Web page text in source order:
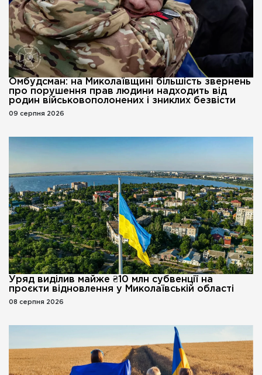
Омбудсман: на Миколаївщині більшість звернень
про порушення прав людини надходить від
родин військовополонених і зниклих безвісти
09 серпня 2026
Уряд виділив майже ₴10 млн субвенції на
проєкти відновлення у Миколаївській області
08 серпня 2026